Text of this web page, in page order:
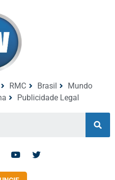
RMC Brasil
Mundo
Publicidade Legal